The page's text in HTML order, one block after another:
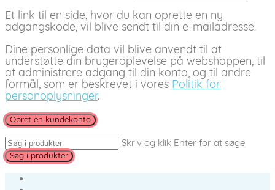
Et link til en side, hvor du kan oprette en ny
adgangskode, vil blive sendt til din e-mailadresse.
Dine personlige data vil blive anvendt til at
understøtte din brugeroplevelse på webshoppen, til
at administrere adgang til din konto, og til andre
formål, som er beskrevet i vores Politik for
personoplysninger.
Opret en kundekonto
Skriv og klik Enter for at søge